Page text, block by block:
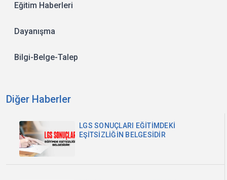
Eğitim Haberleri
Dayanışma
Bilgi-Belge-Talep
Diğer Haberler
LGS SONUÇLARI EĞİTİMDEKİ
EŞİTSİZLİĞİN BELGESİDİR